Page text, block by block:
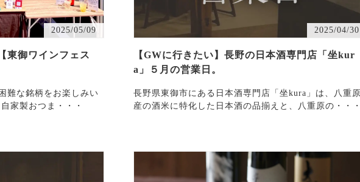
2025/05/09
東御ワインフェス
難な銘柄をお楽しみい
【限定酒と自家製おつま・・・
2025/04/30
【GWに行きたい】長野の日本酒専門店「坐kur
a」５月の営業日。
長野県東御市にある日本酒専門店「坐kura」は、八重原
産の酒米に特化した日本酒の品揃えと、八重原の・・・